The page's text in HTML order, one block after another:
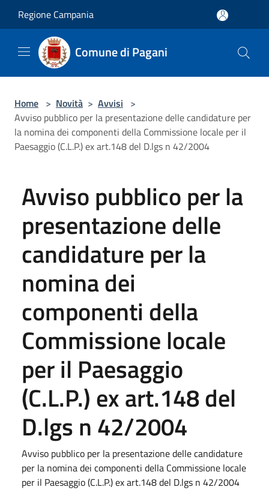
Regione Campania
Comune di Pagani
Home > Novità > Avvisi >
Avviso pubblico per la presentazione delle candidature per
la nomina dei componenti della Commissione locale per il
Paesaggio (C.L.P.) ex art.148 del D.lgs n 42/2004
Avviso pubblico per la
presentazione delle
candidature per la
nomina dei
componenti della
Commissione locale
per il Paesaggio
(C.L.P.) ex art.148 del
D.lgs n 42/2004
Avviso pubblico per la presentazione delle candidature
per la nomina dei componenti della Commissione locale
per il Paesaggio (C.L.P.) ex art.148 del D.lgs n 42/2004